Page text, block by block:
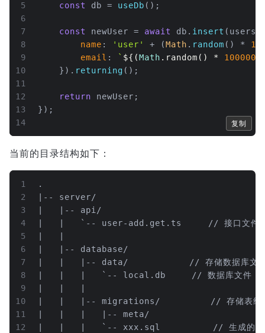
5
6
7
8
9
10
11
12
13
14
const
db = useDb ();
const newUser = await db. insert
name : 'user' + (Math . random () *
email : ` ${(Math .random() *
    }).
returning ();
return newUser;
});
复制
当前的目录结构如下：
1
2
3
4
5
6
7
8
9
10
11
12
.
|-- server/
|   |-- api/
|   |   `-- user-add.get.ts		//
|   |-- database/
|   |   |-- data/				// 存储数据库文
|   |   |   `-- local.db	    // 数据库文件
|   |   |-- migrations/
|   |   |   |-- meta/
|   |   |   `-- xxx.sql	        // 生成